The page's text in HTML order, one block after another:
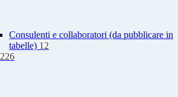
Consulenti e collaboratori (da pubblicare in
tabelle) 12
226